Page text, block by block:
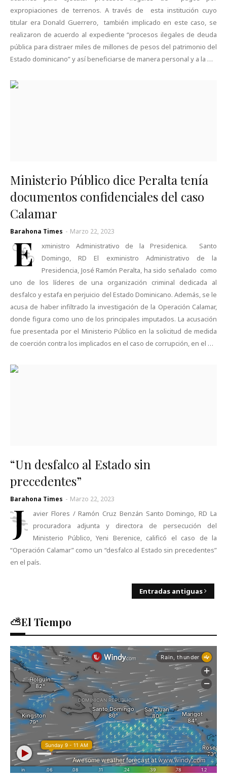
expropiaciones de terrenos. A través de esta institución cuyo
titular era Donald Guerrero, también implicado en este caso, se
realizaron de acuerdo al expediente “procesos ilegales de deuda
pública para distraer miles de millones de pesos del patrimonio del
Estado dominicano” y así beneficiarse de manera personal y a la …
Ministerio Público dice Peralta tenía
documentos confidenciales del caso
Calamar
Barahona Times - Marzo 22, 2023
E
xministro Administrativo de la Presidenica. Santo
Domingo, RD El exministro Administrativo de la
Presidencia, José Ramón Peralta, ha sido señalado como
uno de los líderes de una organización criminal dedicada al
desfalco y estafa en perjuicio del Estado Dominicano. Además, se le
acusa de haber infiltrado la investigación de la Operación Calamar,
donde figura como uno de los principales imputados. La acusación
fue presentada por el Ministerio Público en la solicitud de medida
de coerción contra los implicados en el caso de corrupción, en el …
“Un desfalco al Estado sin
precedentes”
Barahona Times - Marzo 22, 2023
J
avier Flores / Ramón Cruz Benzán Santo Domingo, RD La
procuradora adjunta y directora de persecución del
Ministerio Público, Yeni Berenice, calificó el caso de la
“Operación Calamar” como un “desfalco al Estado sin precedentes”
en el país.
Entradas antiguas
⛅El Tiempo